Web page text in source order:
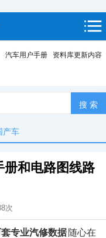
汽车用户手册 资料库更新内容
产车
和电路图线路
次
专业汽修数据 随心在